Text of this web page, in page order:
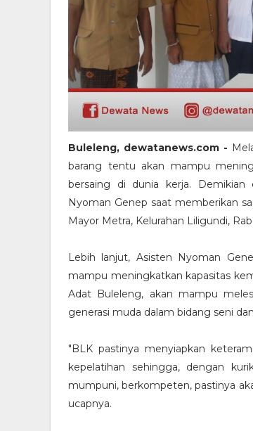
Buleleng, dewatanews.com -
barang tentu akan mampu
bersaing di dunia kerja. Demikian
Nyoman Genep saat memberikan
Mayor Metra, Kelurahan Liligundi,
Lebih lanjut, Asisten Nyoman
mampu meningkatkan kapasitas
Adat Buleleng, akan mampu
generasi muda dalam bidang seni
"BLK pastinya menyiapkan
kepelatihan sehingga, dengan
mumpuni, berkompeten, pastinya
ucapnya.